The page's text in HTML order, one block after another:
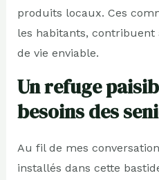
produits locaux. Ces
les habitants,
de vie enviable.
Un refuge
besoins des
Au fil de mes
installés dans cette